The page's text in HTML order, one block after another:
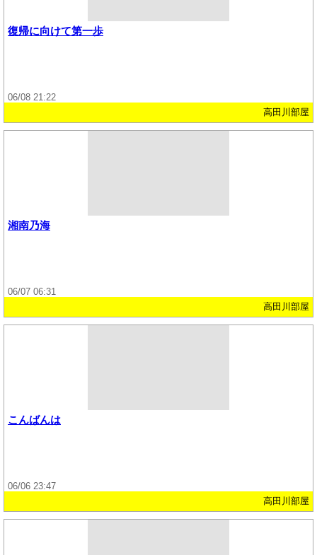
復帰に向けて第一歩
06/08 21:22
高田川部屋
湘南乃海
06/07 06:31
高田川部屋
こんばんは
06/06 23:47
高田川部屋